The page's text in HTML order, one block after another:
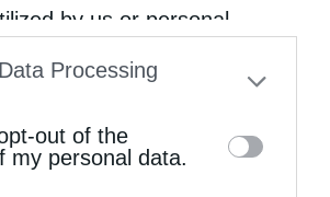
by us or personal
You may separately opt-out
third parties on the IAB’s list
participants. This
Processing
out of the
my personal data.
Προσκυνηματικού Ναού Αγίας